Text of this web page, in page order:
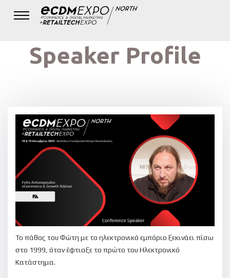
Speaker Profile
Το πάθος του Φώτη με το ηλεκτρονικό εμπόριο ξεκινάει πίσω
στο 1999, όταν έφτιαξε το πρώτο του Ηλεκτρονικό
Κατάστημα.
σας